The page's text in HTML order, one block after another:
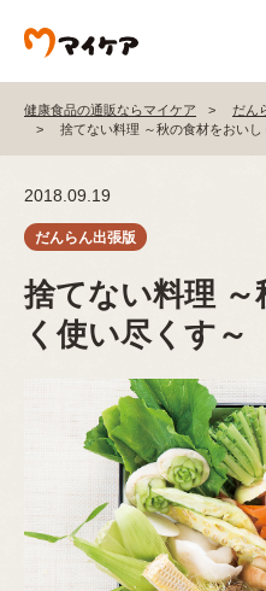
健康食品の通販ならマイケア だん
捨てない料理 ～秋の食材をおいし
2018.09.19
捨てない料理 ～
く使い尽くす～